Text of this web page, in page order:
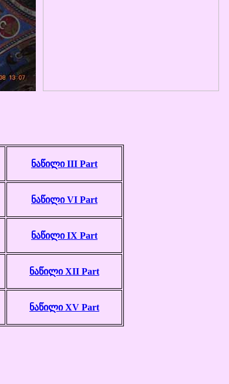
ნაწილი III Part
ნაწილი VI Part
ნაწილი IX Part
ნაწილი XII Part
ნაწილი XV Part